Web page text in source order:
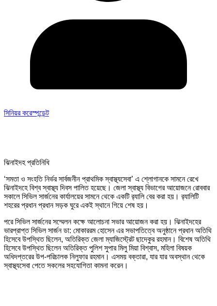
সিনিয়র করেস্পন্ডেন্ট
ঝিনাইদহ প্রতিনিধি
‘সমতা ও সংহতি নির্ভর সার্বজনীন প্রাথমিক স্বাস্থ্যসেবা’ এ শ্লোগানকে সামনে রেখে
ঝিনাইদহে বিশ্ব স্বাস্থ্য দিবস পালিত হয়েছে। জেলা স্বাস্থ্য বিভাগের আয়োজনে রোববার
সকালে সিভিল সার্জনের কার্যালয়ের সামনে থেকে একটি র‌্যালি বের করা হয়। র‌্যালিটি
শহরের প্রধান প্রধান সড়ক ঘুরে একই স্থানে গিয়ে শেষ হয়।
পরে সিভিল সার্জনের সম্মেলন কক্ষে আলোচনা সভার আয়োজন করা হয়। ঝিনাইদহের
ভারপ্রাপ্ত সিভিল সার্জন ডা: মোকাররম হোসেন এর সভাপতিত্বে অনুষ্ঠানে প্রধান অতিথি
হিসেবে উপস্থিত ছিলেন, অতিরিক্ত জেলা ম্যাজিস্ট্রেট ছাদেকুর রহমান। বিশেষ অতিথি
হিসেবে উপস্থিত ছিলেন অতিরিক্ত পুলিশ সুপার মিলু মিয়া বিশ্বাস, মহিলা বিষয়ক
অধিদপ্তরের উপ-পরিচালক নিলুফার রহমান। এসময় বক্তারা, যার যার অবস্থান থেকে
স্বাস্থ্যসেবা পেতে সকলের সহযোগিতা কামনা করেন।